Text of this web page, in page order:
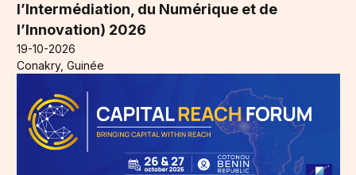
l’Intermédiation, du Numérique et de
l’Innovation) 2026
19-10-2026
Conakry, Guinée